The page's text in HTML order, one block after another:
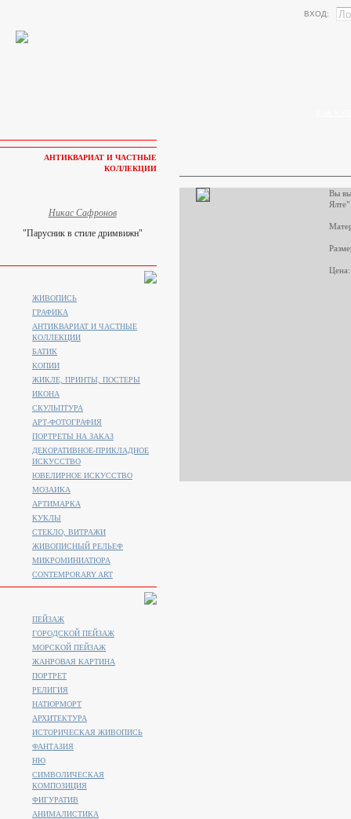
ВХОД:
Вы
Ялте"
АНТИКВАРИАТ И ЧАСТНЫЕ
КОЛЛЕКЦИИ
Никас Сафронов
"Парусник в стиле дримвижн"
ЖИВОПИСЬ
ГРАФИКА
АНТИКВАРИАТ И ЧАСТНЫЕ
КОЛЛЕКЦИИ
БАТИК
КОПИИ
ЖИКЛЕ, ПРИНТЫ, ПОСТЕРЫ
ИКОНА
СКУЛЬПТУРА
АРТ-ФОТОГРАФИЯ
ПОРТРЕТЫ НА ЗАКАЗ
ДЕКОРАТИВНОЕ-ПРИКЛАДНОЕ
ИСКУССТВО
ЮВЕЛИРНОЕ ИСКУССТВО
МОЗАИКА
АРТИМАРКА
КУКЛЫ
СТЕКЛО, ВИТРАЖИ
ЖИВОПИСНЫЙ РЕЛЬЕФ
МИКРОМИНИАТЮРА
CONTEMPORARY ART
ПЕЙЗАЖ
ГОРОДСКОЙ ПЕЙЗАЖ
МОРСКОЙ ПЕЙЗАЖ
ЖАНРОВАЯ КАРТИНА
ПОРТРЕТ
РЕЛИГИЯ
НАТЮРМОРТ
АРХИТЕКТУРА
ИСТОРИЧЕСКАЯ ЖИВОПИСЬ
ФАНТАЗИЯ
НЮ
СИМВОЛИЧЕСКАЯ
КОМПОЗИЦИЯ
ФИГУРАТИВ
АНИМАЛИСТИКA